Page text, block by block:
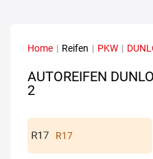
Home | Reifen | PKW |
AUTOREIFEN
2
R17